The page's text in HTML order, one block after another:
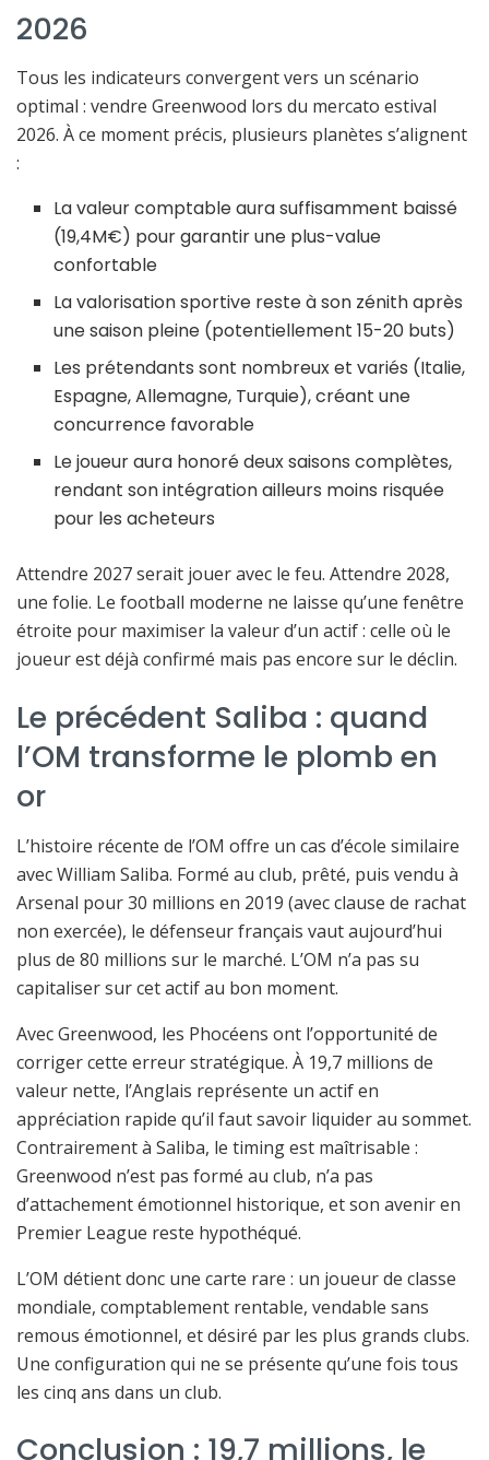
2026
Tous les indicateurs convergent vers un scénario
optimal : vendre Greenwood lors du mercato estival
2026. À ce moment précis, plusieurs planètes s’alignent
:
La valeur comptable aura suffisamment baissé
(19,4M€) pour garantir une plus-value
confortable
La valorisation sportive reste à son zénith après
une saison pleine (potentiellement 15-20 buts)
Les prétendants sont nombreux et variés (Italie,
Espagne, Allemagne, Turquie), créant une
concurrence favorable
Le joueur aura honoré deux saisons complètes,
rendant son intégration ailleurs moins risquée
pour les acheteurs
Attendre 2027 serait jouer avec le feu. Attendre 2028,
une folie. Le football moderne ne laisse qu’une fenêtre
étroite pour maximiser la valeur d’un actif : celle où le
joueur est déjà confirmé mais pas encore sur le déclin.
Le précédent Saliba : quand
l’OM transforme le plomb en
or
L’histoire récente de l’OM offre un cas d’école similaire
avec William Saliba. Formé au club, prêté, puis vendu à
Arsenal pour 30 millions en 2019 (avec clause de rachat
non exercée), le défenseur français vaut aujourd’hui
plus de 80 millions sur le marché. L’OM n’a pas su
capitaliser sur cet actif au bon moment.
Avec Greenwood, les Phocéens ont l’opportunité de
corriger cette erreur stratégique. À 19,7 millions de
valeur nette, l’Anglais représente un actif en
appréciation rapide qu’il faut savoir liquider au sommet.
Contrairement à Saliba, le timing est maîtrisable :
Greenwood n’est pas formé au club, n’a pas
d’attachement émotionnel historique, et son avenir en
Premier League reste hypothéqué.
L’OM détient donc une carte rare : un joueur de classe
mondiale, comptablement rentable, vendable sans
remous émotionnel, et désiré par les plus grands clubs.
Une configuration qui ne se présente qu’une fois tous
les cinq ans dans un club.
Conclusion : 19,7 millions, le